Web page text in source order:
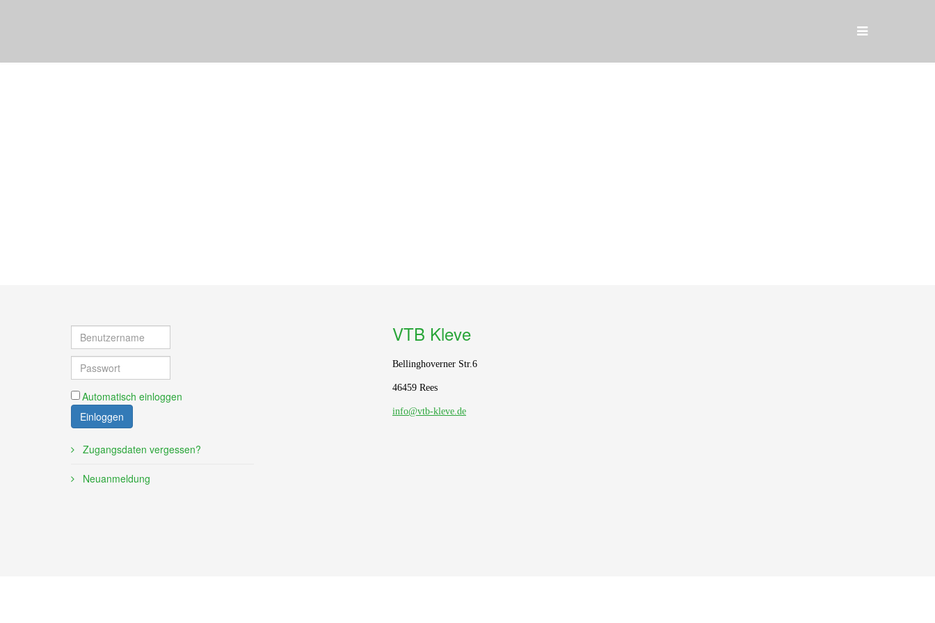
Automatisch einloggen
Einloggen
Zugangsdaten vergessen?
Neuanmeldung
VTB Kleve
Bellinghoverner Str.6
46459 Rees
info@vtb-kleve.de